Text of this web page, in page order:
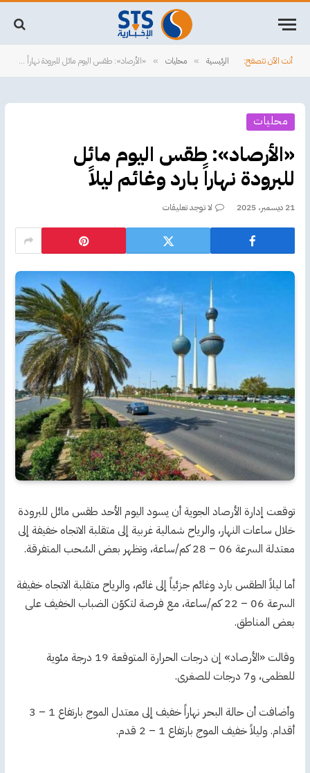
أنت الآن تتصفح: الرئيسية » محليات » «الأرصاد»: طقس اليوم مائل للبرودة نهاراً بارد وغائم ليلاً
محليات
«الأرصاد»: طقس اليوم مائل
للبرودة نهاراً بارد وغائم ليلاً
21 ديسمبر، 2025 لا توجد تعليقات
توقعت إدارة الأرصاد الجوية أن يسود اليوم الأحد طقس مائل للبرودة
خلال ساعات النهار، والرياح شمالية غربية إلى متقلبة الاتجاه خفيفة إلى
معتدلة السرعة 06 – 28 كم/ساعة، وتظهر بعض السُحب المتفرقة.
أما ليلاً الطقس بارد وغائم جزئياً إلى غائم، والرياح متقلبة الاتجاه خفيفة
السرعة 06 – 22 كم/ساعة، مع فرصة لتكوّن الضباب الخفيف على
بعض المناطق.
وقالت «الأرصاد» إن درجات الحرارة المتوقعة 19 درجة مئوية
للعظمى، و7 درجات للصغرى.
وأضافت أن حالة البحر نهاراً خفيف إلى معتدل الموج بارتفاع 1 – 3
أقدام. وليلاً خفيف الموج بارتفاع 1 – 2 قدم.